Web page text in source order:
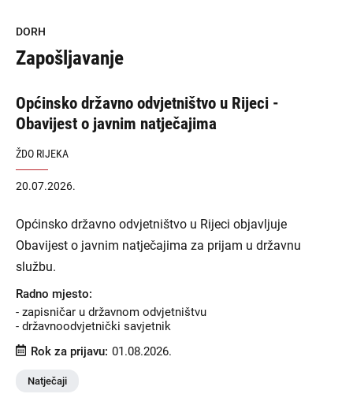
DORH
Zapošljavanje
Općinsko državno odvjetništvo u Rijeci -
Obavijest o javnim natječajima
ŽDO RIJEKA
20.07.2026.
Općinsko državno odvjetništvo u Rijeci objavljuje
Obavijest o javnim natječajima za prijam u državnu
službu.
Radno mjesto:
- zapisničar u državnom odvjetništvu
- državnoodvjetnički savjetnik
Rok za prijavu: 01.08.2026.
Natječaji